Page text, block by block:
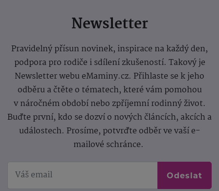
Newsletter
Pravidelný přísun novinek, inspirace na každý den,
podpora pro rodiče i sdílení zkušeností. Takový je
Newsletter webu eMaminy.cz. Přihlaste se k jeho
odběru a čtěte o tématech, které vám pomohou
v náročném období nebo zpříjemní rodinný život.
Buďte první, kdo se dozví o nových článcích, akcích a
událostech. Prosíme, potvrďte odběr ve vaší e-
mailové schránce.
Odeslat